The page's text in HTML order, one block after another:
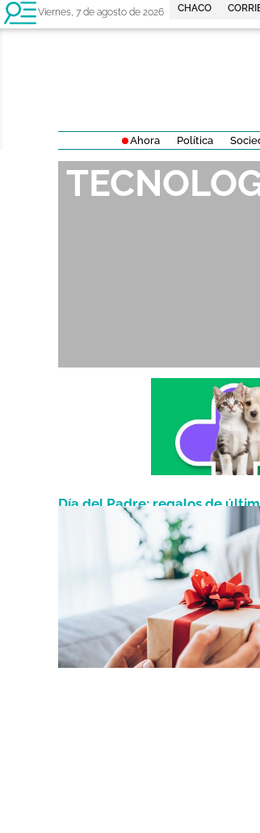
Viernes, 7 de agosto de 2026 CHACO
Ahora Política
Día del Padre: regalos de
podés conseguir